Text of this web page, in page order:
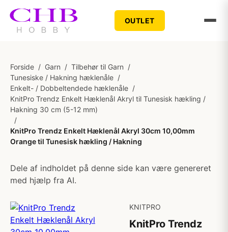
OUTLET
Forside / Garn / Tilbehør til Garn /
Tunesiske / Hakning hæklenåle /
Enkelt- / Dobbeltendede hæklenåle /
KnitPro Trendz Enkelt Hæklenål Akryl til Tunesisk hækling /
Hakning 30 cm (5-12 mm)
/
KnitPro Trendz Enkelt Hæklenål Akryl 30cm 10,00mm
Orange til Tunesisk hækling / Hakning
Dele af indholdet på denne side kan være genereret
med hjælp fra AI.
KNITPRO
KnitPro Trendz